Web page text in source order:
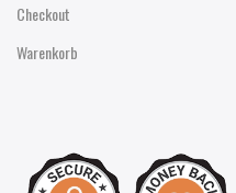
Checkout
Warenkorb